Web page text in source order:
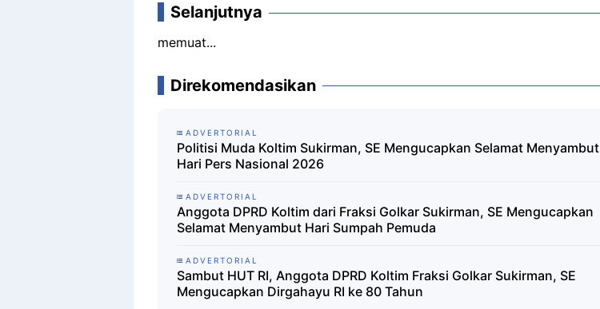
Selanjutnya
memuat...
Direkomendasikan
ADVERTORIAL
Politisi Muda Koltim Sukirman, SE Mengucapkan Selamat Menyambut
Hari Pers Nasional 2026
ADVERTORIAL
Anggota DPRD Koltim dari Fraksi Golkar Sukirman, SE Mengucapkan
Selamat Menyambut Hari Sumpah Pemuda
ADVERTORIAL
Sambut HUT RI, Anggota DPRD Koltim Fraksi Golkar Sukirman, SE
Mengucapkan Dirgahayu RI ke 80 Tahun